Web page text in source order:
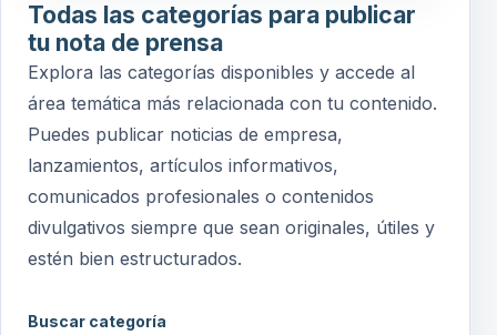
Todas las categorías para publicar
tu nota de prensa
Explora las categorías disponibles y accede al
área temática más relacionada con tu contenido.
Puedes publicar noticias de empresa,
lanzamientos, artículos informativos,
comunicados profesionales o contenidos
divulgativos siempre que sean originales, útiles y
estén bien estructurados.
Buscar categoría